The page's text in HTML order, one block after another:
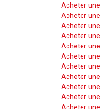
Acheter
Acheter une
Acheter
Acheter
Acheter
Acheter une
Acheter
Acheter
Acheter une
Acheter
Acheter une